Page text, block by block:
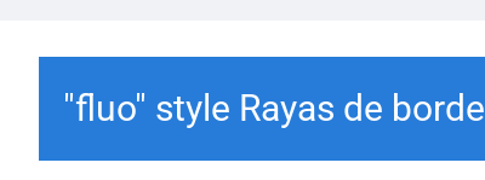
"fluo" style Rayas de borde